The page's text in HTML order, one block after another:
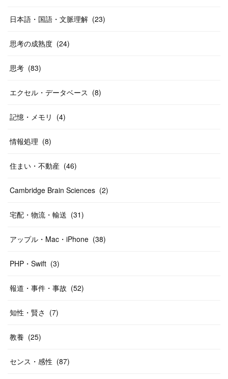
日本語・国語・文脈理解 (23)
思考の成熟度 (24)
思考 (83)
エクセル・データベース (8)
記憶・メモリ (4)
情報処理 (8)
住まい・不動産 (46)
Cambridge Brain Sciences (2)
宅配・物流・輸送 (31)
アップル・Mac・iPhone (38)
PHP・Swift (3)
報道・事件・事故 (52)
知性・賢さ (7)
教養 (25)
センス・感性 (87)